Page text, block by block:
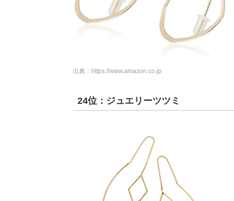
出典： https://www.amazon.co.jp
24位：ジュエリーツツミ